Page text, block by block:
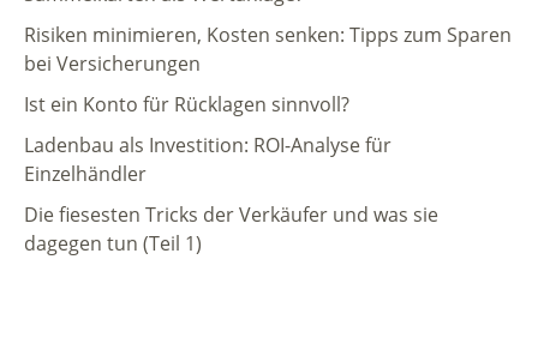
Risiken minimieren, Kosten senken: Tipps zum Sparen
bei Versicherungen
Ist ein Konto für Rücklagen sinnvoll?
Ladenbau als Investition: ROI-Analyse für
Einzelhändler
Die fiesesten Tricks der Verkäufer und was sie
dagegen tun (Teil 1)